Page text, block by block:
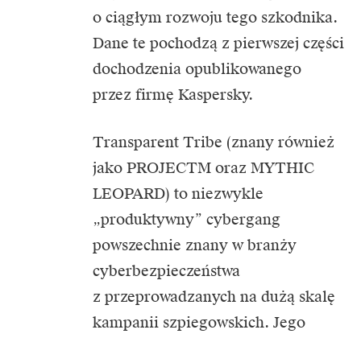
o ciągłym rozwoju tego szkodnika.
Dane te pochodzą z pierwszej części
dochodzenia opublikowanego
przez firmę Kaspersky.
Transparent Tribe (znany również
jako PROJECTM oraz MYTHIC
LEOPARD) to niezwykle
„produktywny” cybergang
powszechnie znany w branży
cyberbezpieczeństwa
z przeprowadzanych na dużą skalę
kampanii szpiegowskich. Jego